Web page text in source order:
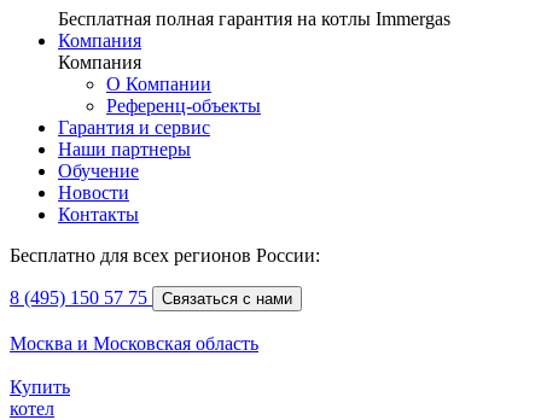
Бесплатная полная гарантия на котлы Immergas
Компания
Компания
О Компании
Референц-объекты
Гарантия и сервис
Наши партнеры
Обучение
Новости
Контакты
Бесплатно для всех регионов России:
8 (495) 150 57 75 Связаться с нами
Москва и Московская область
Купить
котел